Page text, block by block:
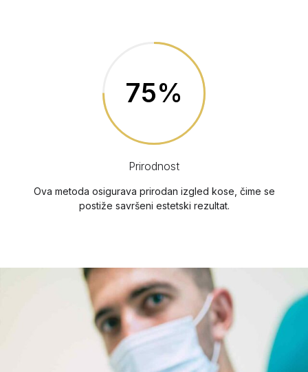
75%
Prirodnost
Ova metoda osigurava prirodan izgled kose, čime se
postiže savršeni estetski rezultat.